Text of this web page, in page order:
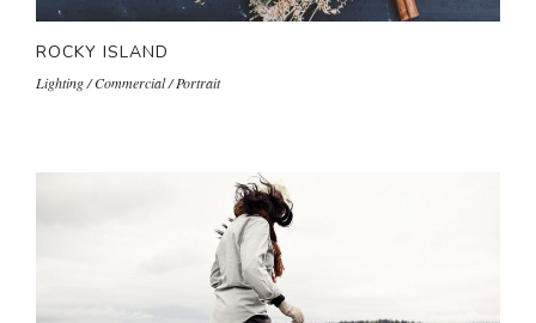
ROCKY ISLAND
Lighting / Commercial / Portrait